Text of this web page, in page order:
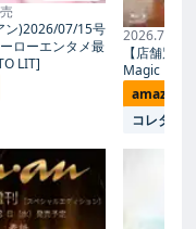
ン)2026/07/15号
ローエンタメ最
LIT]
2026.7.27
【店舗別
Magic
amazon
コレタメ